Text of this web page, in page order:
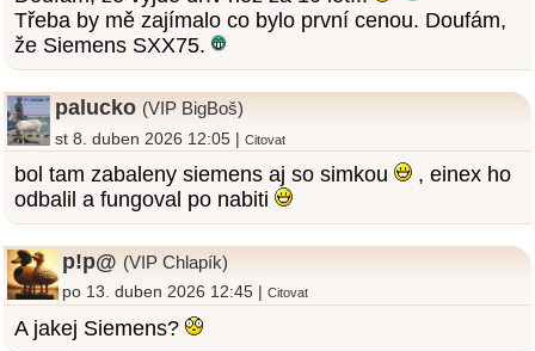
Třeba by mě zajímalo co bylo první cenou. Doufám,
že Siemens SXX75.
palucko (VIP BigBoš)
st 8. duben 2026 12:05 | Citovat
bol tam zabaleny siemens aj so simkou
, einex ho
odbalil a fungoval po nabiti
p!p@ (VIP Chlapík)
po 13. duben 2026 12:45 |Citovat
A jakej Siemens?